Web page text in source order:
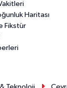
Haritası
Fikstür